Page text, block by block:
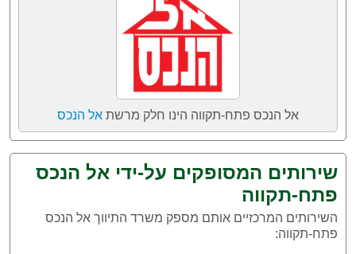
אל הנכס פתח-תקווה הינו חלק מרשת אל הנכס
שירותים המסופקים על-ידי אל הנכס
פתח-תקווה
השירותים המרכזיים אותם מספק משרד התיווך אל הנכס
פתח-תקווה: